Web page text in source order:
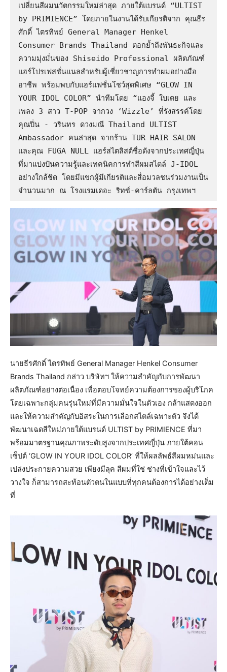
เปลี่ยนสีผมนวัตกรรมใหม่ล่าสุด ภายใต้แบรนด์ “ULTIST
by PRIMIENCE” โดยภายในงานได้รับเกียรติจาก คุณธีร
ศักดิ์ ไตรทิพย์ General Manager Henkel
Consumer Brands Thailand ตอกย้ำถึงพันธะกิจและ
ความมุ่งมั่นของ Shiseido Professional ผลิตภัณฑ์
แฮร์โปรเฟสชั่นแนลสำหรับผู้เชี่ยวชาญการทำผมอย่างมือ
อาชีพ พร้อมพบกับแฮร์แฟชั่นโชว์สุดพิเศษ “GLOW IN
YOUR IDOL COLOR” นำทีมโดย “แองจี้ ใบเตย และ
เพลง 3 สาว T-POP จากวง ‘Wizzle’ ที่รังสรรค์โดย
คุณปิ่น - วรินทร ดวงมณี Thailand ULTIST
Ambassador คนล่าสุด จากร้าน TUR HAIR SALON
และคุณ FUGA NULL แฮร์สไตลิสต์ชื่อดังจากประเทศญี่ปุ่น
ที่มาแบ่งปันความรู้และเทคนิคการทำสีผมสไตล์ J-IDOL
อย่างใกล้ชิด โดยมีแขกผู้มีเกียรติและสื่อมวลชนร่วมงานเป็น
จำนวนมาก ณ โรงแรมเดอะ ริทซ์-คาร์ลตัน กรุงเทพฯ
นายธีรศักดิ์ ไตรทิพย์ General Manager Henkel Consumer
Brands Thailand กล่าว บริษัทฯ ให้ความสำคัญกับการพัฒนา
ผลิตภัณฑ์อย่างต่อเนื่อง เพื่อตอบโจทย์ความต้องการของผู้บริโภค
โดยเฉพาะกลุ่มคนรุ่นใหม่ที่มีความมั่นใจในตัวเอง กล้าแสดงออก
และให้ความสำคัญกับอิสระในการเลือกสไตล์เฉพาะตัว จึงได้
พัฒนาเฉดสีใหม่ภายใต้แบรนด์ ULTIST by PRIMIENCE ที่มา
พร้อมมาตรฐานคุณภาพระดับสูงจากประเทศญี่ปุ่น ภายใต้คอน
เซ็ปต์ ‘GLOW IN YOUR IDOL COLOR’ ที่ให้ผลลัพธ์สีผมหม่นและ
เปล่งประกายความสวย เพียงมีลุค สีผมที่ใช่ ช่างที่เข้าใจและไว้
วางใจ ก็สามารถสะท้อนตัวตนในแบบที่ทุกคนต้องการได้อย่างเต็ม
ที่